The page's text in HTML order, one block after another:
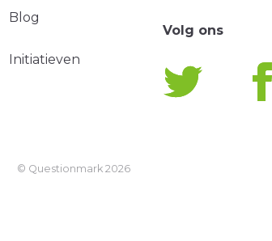
Blog
Initiatieven
Volg ons
© Questionmark 2026